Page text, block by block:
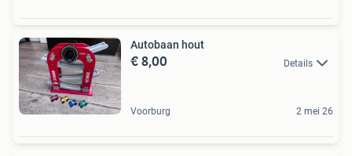
Autobaan hout
€ 8,00 Details
Voorburg 2 mei 26